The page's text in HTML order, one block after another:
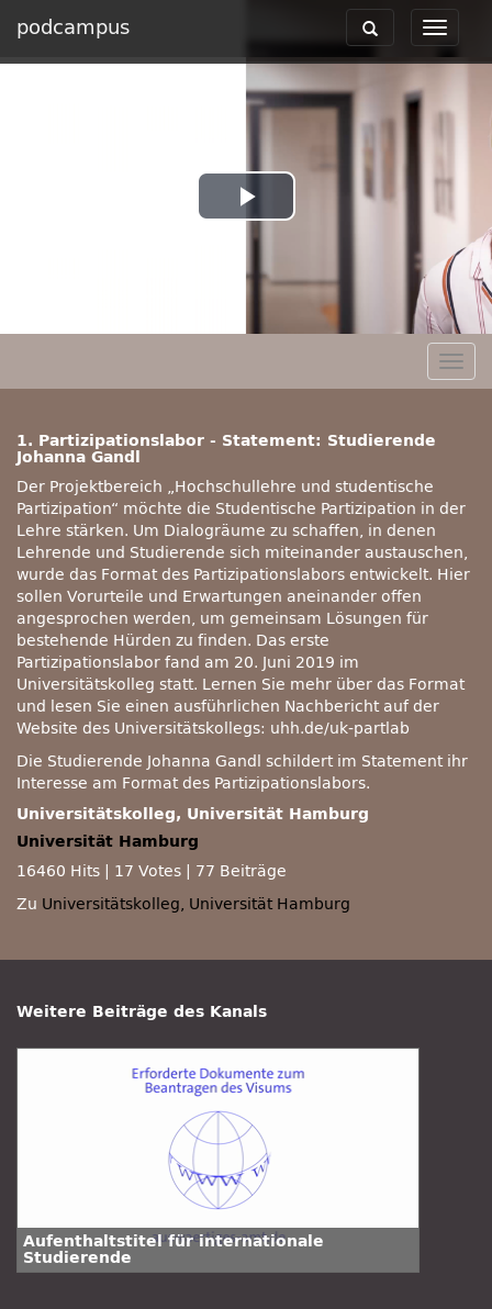
podcampus
Toggle
Toggle
navigation
Play
Video
1. Partizipationslabor - Statement: Studierende
Johanna Gandl
Der Projektbereich „Hochschullehre und studentische
Partizipation“ möchte die Studentische Partizipation in der
Lehre stärken. Um Dialogräume zu schaffen, in denen
Lehrende und Studierende sich miteinander austauschen,
wurde das Format des Partizipationslabors entwickelt. Hier
sollen Vorurteile und Erwartungen aneinander offen
angesprochen werden, um gemeinsam Lösungen für
bestehende Hürden zu finden. Das erste
Partizipationslabor fand am 20. Juni 2019 im
Universitätskolleg statt. Lernen Sie mehr über das Format
und lesen Sie einen ausführlichen Nachbericht auf der
Website des Universitätskollegs: uhh.de/uk-partlab
Die Studierende Johanna Gandl schildert im Statement ihr
Interesse am Format des Partizipationslabors.
Universitätskolleg, Universität Hamburg
Universität Hamburg
16460 Hits
17 Votes
77 Beiträge
Zu Universitätskolleg, Universität Hamburg
Weitere Beiträge des Kanals
Aufenthaltstitel für internationale
Studierende